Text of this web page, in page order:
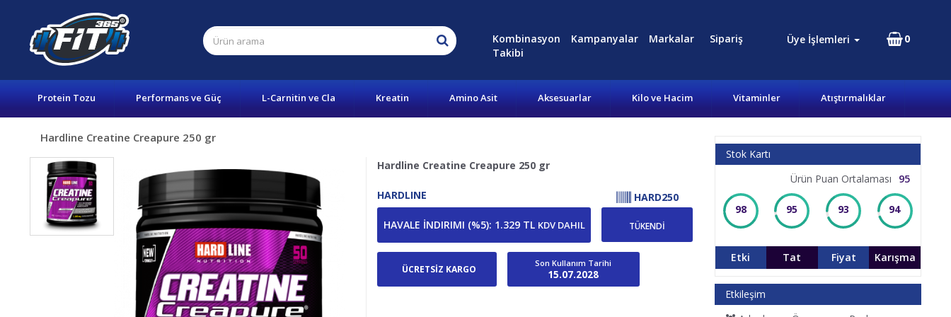
Kombinasyon Kampanyalar Markalar
Sipariş
Takibi
Üye İşlemleri 0
Protein Tozu Performans ve Güç L-Carnitin ve Cla Kreatin Amino Asit Aksesuarlar Kilo ve Hacim Vitaminler Atıştırmalıklar
Hardline Creatine Creapure 250 gr
Hardline Creatine Creapure 250 gr
HARDLINE HARD250
HAVALE İNDIRIMI (%5): 1.329 TL KDV DAHIL TÜKENDİ
ÜCRETSİZ KARGO
Son Kullanım Tarihi
15.07.2028
Stok Kartı
Ürün Puan Ortalaması
95
98 95 93 94
Etki Tat Fiyat Karışma
Etkileşim